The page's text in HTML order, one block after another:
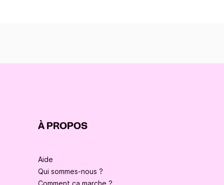
À PROPOS
Aide
Qui sommes-nous ?